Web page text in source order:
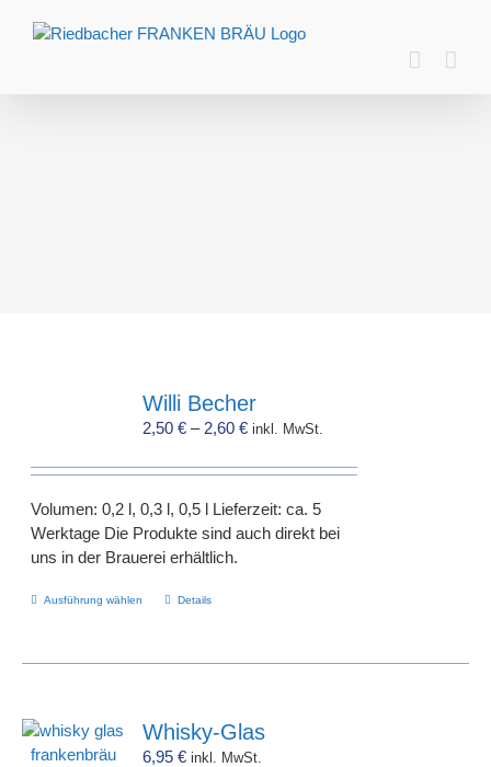
Inhalt
Willi Becher
2,50€ – 2,60€ inkl. MwSt.
Volumen: 0,2 l, 0,3 l, 0,5 l Lieferzeit: ca. 5
Werktage Die Produkte sind auch direkt bei
uns in der Brauerei erhältlich.
Ausführung wählen
Dieses
auf.
Die
Details
Whisky-Glas
6,95€ inkl. MwSt.